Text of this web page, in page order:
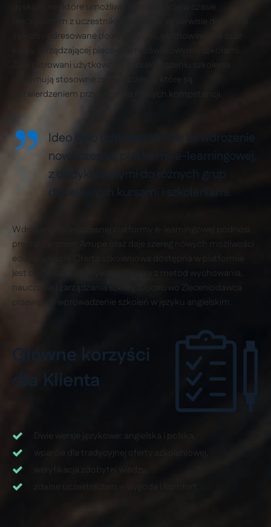
dyskusyjne, które umożliwia komunikację w czasie
rzeczywistym z uczestnikami kursów. W serwisie dostępne
są kursy adresowane do nauczycieli, wychowawców oraz
kadry zarządzającej placówkami oświatowymi i szkołami.
Zarejestrowani użytkownicy po zakończeniu szkolenia
otrzymują stosowne zaświadczenia, które są
potwierdzeniem przyswojenia nowych kompetencji.
Ideo było odpowiedzialne za wdrożenie
nowoczesnej platformy e-learningowej,
z dedykowanymi do różnych grup
docelowych kursami i szkoleniami.
Wdrożenie nowoczesnej platformy e-learningowej podnosi
prestiż Centrum Arrupe oraz daje szereg nowych możliwości
edukacyjnych. Oferta szkoleniowa dostępna w platformie
jest ciągle rozbudowywana o kursy z metod wychowania,
nauczania i zarządzania szkołą. Docelowo Zleceniodawca
przewiduje wprowadzenie szkoleń w języku angielskim.
Główne korzyści
dla Klienta
Dwie wersje językowe: angielska i polska,
wparcie dla tradycyjnej oferty szkoleniowej,
weryfikacja zdobytej wiedzy,